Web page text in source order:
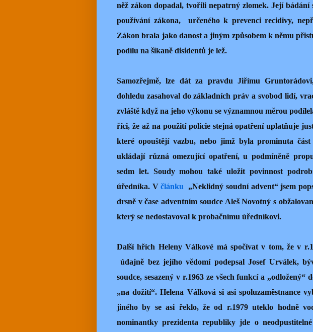
něž zákon dopadal, tvořili nepatrný zlomek. Její bádání
používání zákona,
určeného k prevenci recidivy,
Zákon brala jako danost a jiným způsobem k němu
podílu na šikaně disidentů je lež.
Samozřejmě, lze dát za pravdu Jiřímu
dohledu zasahoval do základních práv a svobod lidí,
zvláště když na jeho výkonu se významnou měrou
říci, že až na použití policie stejná opatření uplatňuje
které opouštějí vazbu, nebo jimž byla prominuta část
ukládají různá omezující opatření, u podmíněně
sedm let. Soudy mohou také uložit povinnost
úředníka. Včlánku
„Neklidný soudní advent“ jsem
drsně v čase adventním soudce Aleš Novotný s
který se nedostavoval k probačnímu úředníkovi.
Další hřích Heleny Válkové má spočívat v tom, že v
údajně bez jejího vědomí podepsal Josef Urválek,
soudce, sesazený v r.1963 ze všech funkcí a „odložený“
„na dožití“. Helena Válková si asi spoluzaměstnance
jiného by se asi řeklo, že od r.1979 uteklo hodně
nominantky prezidenta republiky jde o